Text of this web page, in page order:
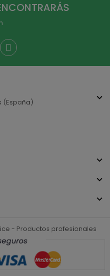
(España)
- Productos profesionales